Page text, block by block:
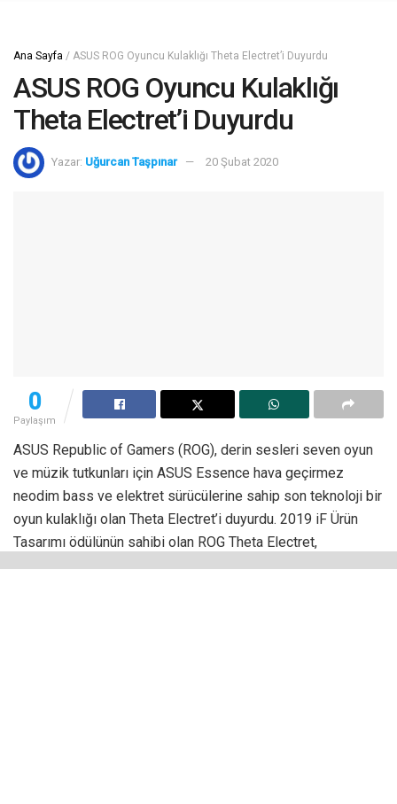
Ana Sayfa / ASUS ROG Oyuncu Kulaklığı Theta Electret’i Duyurdu
ASUS ROG Oyuncu Kulaklığı
Theta Electret’i Duyurdu
Yazar: Uğurcan Taşpınar 20 Şubat 2020
0
Paylaşım
ASUS Republic of Gamers (ROG), derin sesleri seven oyun
ve müzik tutkunları için ASUS Essence hava geçirmez
neodim bass ve elektret sürücülerine sahip son teknoloji bir
oyun kulaklığı olan Theta Electret’i duyurdu. 2019 iF Ürün
Tasarımı ödülünün sahibi olan ROG Theta Electret,